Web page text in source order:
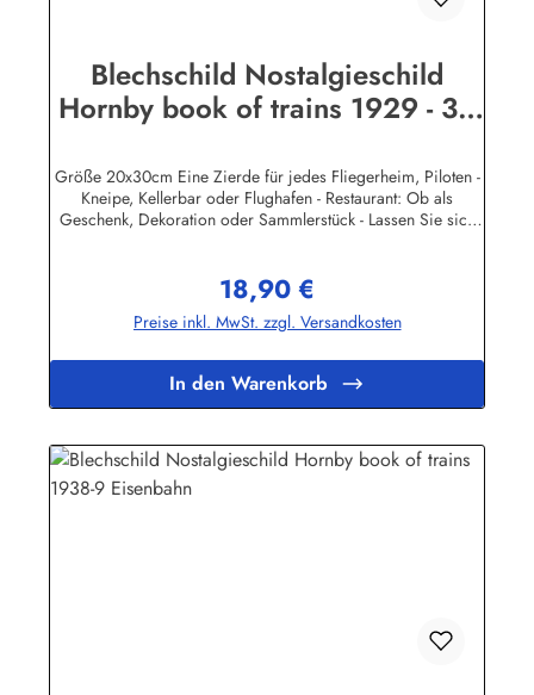
Blechschild Nostalgieschild
Hornby book of trains 1929 - 30
Größe 20x30cm Eine Zierde für jedes Fliegerheim, Piloten -
Kneipe, Kellerbar oder Flughafen - Restaurant: Ob als
Geschenk, Dekoration oder Sammlerstück - Lassen Sie sich
Motiven. Schenken Sie sich und Ihren Freunden eine
dekorative Erinnerung an die gute alte Zeit! Unsere
Blechschilder sind in Super-Qualität aus hochwertigem Metall
behandelt, lange Lebensdauer ist damit garantiert. Wir
verkaufen nur original lizensierte
Werbeschilder.Herstellerinformationen:Heart of Ireland
(Luhe)info@heartofireland.eu
Regulärer Preis:
18,90 €
Preise inkl. MwSt. zzgl. Versandkosten
In den Warenkorb